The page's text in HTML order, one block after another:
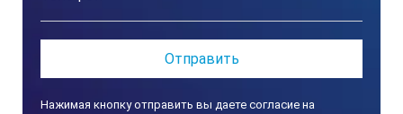
Нажимая кнопку отправить вы даете согласие на